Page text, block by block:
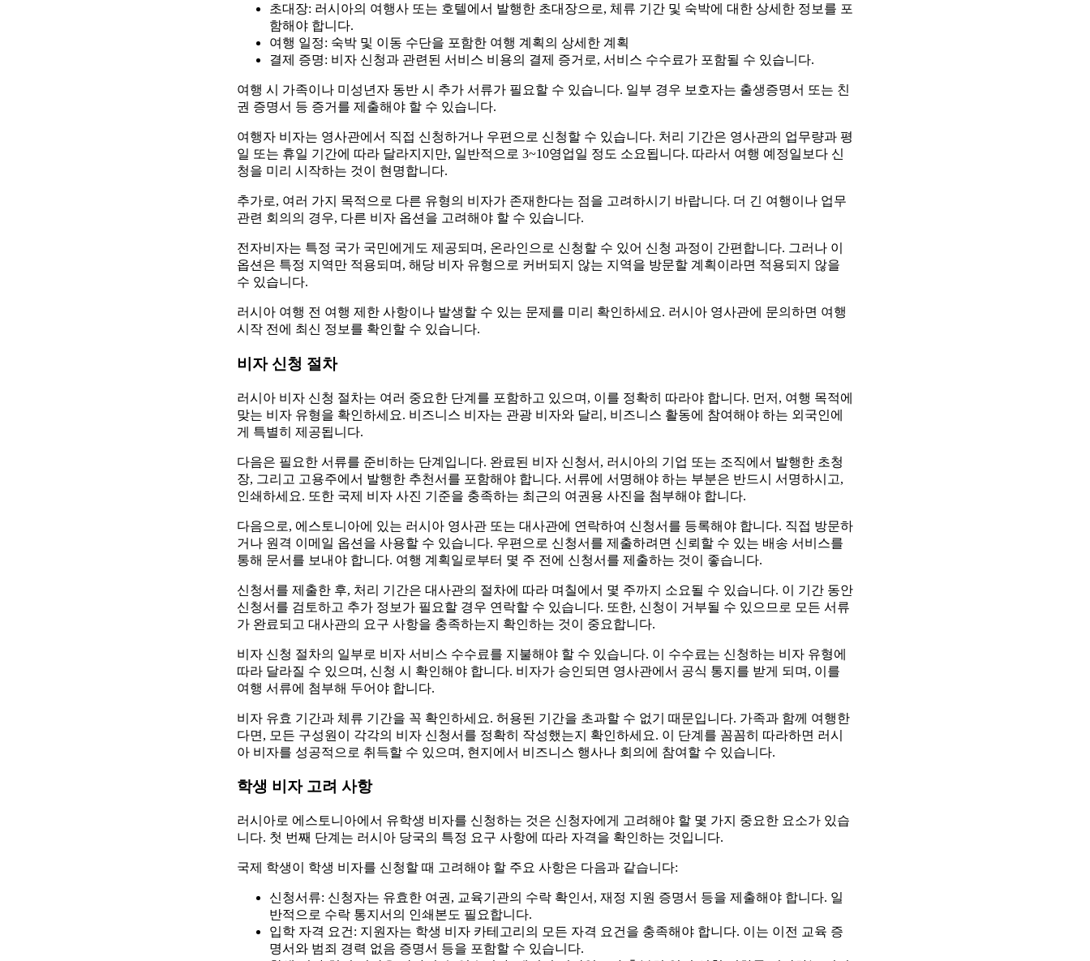
초대장: 러시아의 여행사 또는 호텔에서 발행한 초대장으로, 체류 기간 및 숙박에 대한 상세한 정보를 포
함해야 합니다.
여행 일정: 숙박 및 이동 수단을 포함한 여행 계획의 상세한 계획
결제 증명: 비자 신청과 관련된 서비스 비용의 결제 증거로, 서비스 수수료가 포함될 수 있습니다.
여행 시 가족이나 미성년자 동반 시 추가 서류가 필요할 수 있습니다. 일부 경우 보호자는 출생증명서 또는 친
권 증명서 등 증거를 제출해야 할 수 있습니다.
여행자 비자는 영사관에서 직접 신청하거나 우편으로 신청할 수 있습니다. 처리 기간은 영사관의 업무량과 평
일 또는 휴일 기간에 따라 달라지지만, 일반적으로 3~10영업일 정도 소요됩니다. 따라서 여행 예정일보다 신
청을 미리 시작하는 것이 현명합니다.
추가로, 여러 가지 목적으로 다른 유형의 비자가 존재한다는 점을 고려하시기 바랍니다. 더 긴 여행이나 업무
관련 회의의 경우, 다른 비자 옵션을 고려해야 할 수 있습니다.
전자비자는 특정 국가 국민에게도 제공되며, 온라인으로 신청할 수 있어 신청 과정이 간편합니다. 그러나 이
옵션은 특정 지역만 적용되며, 해당 비자 유형으로 커버되지 않는 지역을 방문할 계획이라면 적용되지 않을
수 있습니다.
러시아 여행 전 여행 제한 사항이나 발생할 수 있는 문제를 미리 확인하세요. 러시아 영사관에 문의하면 여행
시작 전에 최신 정보를 확인할 수 있습니다.
비자 신청 절차
러시아 비자 신청 절차는 여러 중요한 단계를 포함하고 있으며, 이를 정확히 따라야 합니다. 먼저, 여행 목적에
맞는 비자 유형을 확인하세요. 비즈니스 비자는 관광 비자와 달리, 비즈니스 활동에 참여해야 하는 외국인에
게 특별히 제공됩니다.
다음은 필요한 서류를 준비하는 단계입니다. 완료된 비자 신청서, 러시아의 기업 또는 조직에서 발행한 초청
장, 그리고 고용주에서 발행한 추천서를 포함해야 합니다. 서류에 서명해야 하는 부분은 반드시 서명하시고,
인쇄하세요. 또한 국제 비자 사진 기준을 충족하는 최근의 여권용 사진을 첨부해야 합니다.
다음으로, 에스토니아에 있는 러시아 영사관 또는 대사관에 연락하여 신청서를 등록해야 합니다. 직접 방문하
거나 원격 이메일 옵션을 사용할 수 있습니다. 우편으로 신청서를 제출하려면 신뢰할 수 있는 배송 서비스를
통해 문서를 보내야 합니다. 여행 계획일로부터 몇 주 전에 신청서를 제출하는 것이 좋습니다.
신청서를 제출한 후, 처리 기간은 대사관의 절차에 따라 며칠에서 몇 주까지 소요될 수 있습니다. 이 기간 동안
신청서를 검토하고 추가 정보가 필요할 경우 연락할 수 있습니다. 또한, 신청이 거부될 수 있으므로 모든 서류
가 완료되고 대사관의 요구 사항을 충족하는지 확인하는 것이 중요합니다.
비자 신청 절차의 일부로 비자 서비스 수수료를 지불해야 할 수 있습니다. 이 수수료는 신청하는 비자 유형에
따라 달라질 수 있으며, 신청 시 확인해야 합니다. 비자가 승인되면 영사관에서 공식 통지를 받게 되며, 이를
여행 서류에 첨부해 두어야 합니다.
비자 유효 기간과 체류 기간을 꼭 확인하세요. 허용된 기간을 초과할 수 없기 때문입니다. 가족과 함께 여행한
다면, 모든 구성원이 각각의 비자 신청서를 정확히 작성했는지 확인하세요. 이 단계를 꼼꼼히 따라하면 러시
아 비자를 성공적으로 취득할 수 있으며, 현지에서 비즈니스 행사나 회의에 참여할 수 있습니다.
학생 비자 고려 사항
러시아로 에스토니아에서 유학생 비자를 신청하는 것은 신청자에게 고려해야 할 몇 가지 중요한 요소가 있습
니다. 첫 번째 단계는 러시아 당국의 특정 요구 사항에 따라 자격을 확인하는 것입니다.
국제 학생이 학생 비자를 신청할 때 고려해야 할 주요 사항은 다음과 같습니다:
신청서류: 신청자는 유효한 여권, 교육기관의 수락 확인서, 재정 지원 증명서 등을 제출해야 합니다. 일
반적으로 수락 통지서의 인쇄본도 필요합니다.
입학 자격 요건: 지원자는 학생 비자 카테고리의 모든 자격 요건을 충족해야 합니다. 이는 이전 교육 증
명서와 범죄 경력 없음 증명서 등을 포함할 수 있습니다.